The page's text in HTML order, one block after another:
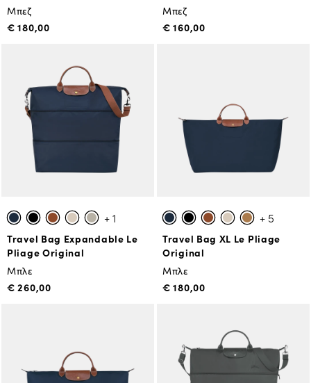
Μπεζ
€ 180,00
Μπεζ
€ 160,00
+ 1
Travel Bag Expandable Le
Pliage Original
Μπλε
€ 260,00
+ 5
Travel Bag XL Le Pliage
Original
Μπλε
€ 180,00